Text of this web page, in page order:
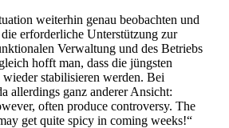
weiterhin genau beobachten und
erforderliche Unterstützung zur
Verwaltung und des Betriebs
hofft man, dass die jüngsten
stabilisieren werden. Bei
allerdings ganz anderer Ansicht:
often produce controversy. The
get quite spicy in coming weeks!“